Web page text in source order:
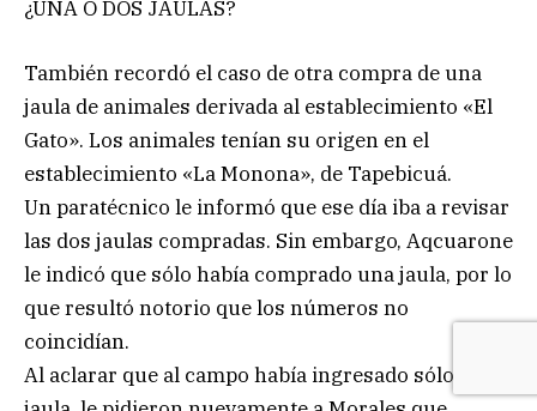
¿UNA O DOS JAULAS?
También recordó el caso de otra compra de una
jaula de animales derivada al establecimiento «El
Gato». Los animales tenían su origen en el
establecimiento «La Monona», de Tapebicuá.
Un paratécnico le informó que ese día iba a revisar
las dos jaulas compradas. Sin embargo, Aqcuarone
le indicó que sólo había comprado una jaula, por lo
que resultó notorio que los números no
coincidían.
Al aclarar que al campo había ingresado sólo una